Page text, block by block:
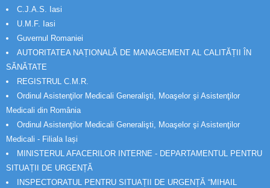
C.J.A.S. Iasi
U.M.F. Iasi
Guvernul Romaniei
AUTORITATEA NAȚIONALĂ DE MANAGEMENT AL CALITĂȚII ÎN
SĂNĂTATE
REGISTRUL C.M.R.
Ordinul Asistenţilor Medicali Generalişti, Moaşelor şi Asistenţilor
Medicali din România
Ordinul Asistenţilor Medicali Generalişti, Moaşelor şi Asistenţilor
Medicali - Filiala Iași
MINISTERUL AFACERILOR INTERNE - DEPARTAMENTUL PENTRU
SITUAȚII DE URGENȚĂ
INSPECTORATUL PENTRU SITUAȚII DE URGENȚĂ “MIHAIL